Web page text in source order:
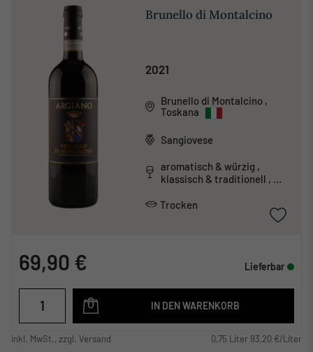
Brunello di Montalcino
2021
Brunello di Montalcino ,
Toskana
Sangiovese
aromatisch & würzig ,
klassisch & traditionell ,
Trocken
69,90 € Lieferbar
IN DEN WARENKORB
inkl. MwSt., zzgl. Versand 0,75 Liter 93,20 €/Liter